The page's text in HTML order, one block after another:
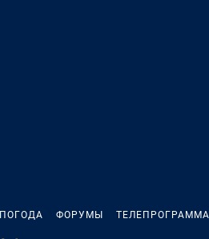
ПОГОДА ФОРУМЫ ТЕЛЕПРОГРАММА